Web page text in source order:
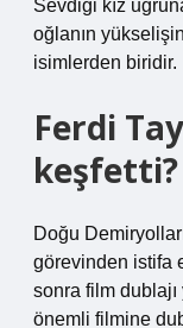
Sevdiği kız
oğlanın
isimlerden biridir.
Ferdi
keşfetti?
Doğu
görevinden istifa
sonra film dublajı
önemli filmine